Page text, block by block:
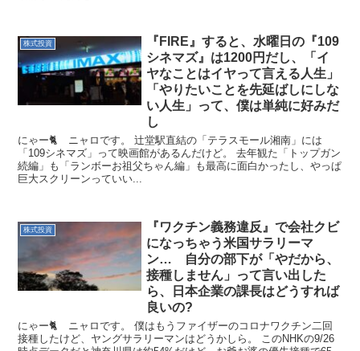
株式投資
『FIRE』すると、水曜日の『109
シネマズ』は1200円だし、「イ
ヤなことはイヤって言える人生」
「やりたいことを先延ばしにしな
い人生」って、僕は単純に好みだ
し
にゃー🐈 ニャロです。 辻堂駅直結の「テラスモール湘南」には
「109シネマズ」って映画館があるんだけど。 去年観た「トップガン
続編」も「ランボーお祖父ちゃん編」も最高に面白かったし、やっぱ
巨大スクリーンっていい...
株式投資
『ワクチン義務違反』で会社クビ
になっちゃう米国サラリーマ
ン… 自分の部下が「やだから、
接種しません」って言い出した
ら、日本企業の課長はどうすれば
良いの?
にゃー🐈 ニャロです。 僕はもうファイザーのコロナワクチン二回
接種したけど、ヤングサラリーマンはどうかしら。 このNHKの9/26